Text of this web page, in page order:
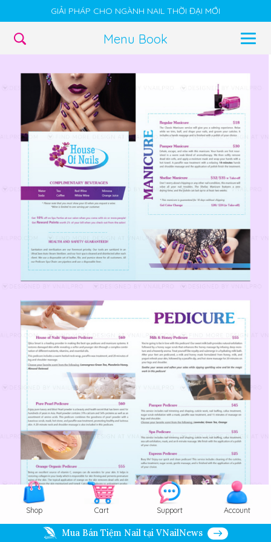
GIẢI PHÁP CHO NGÀNH NAIL THỜI ĐẠI MỚI
Menu Book
Shop Cart Support Account
Mua Bán Tiệm Nail tại VNailNews